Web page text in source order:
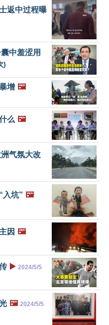
返中过程曝
中羞涩用
)
增 🖼️
么 🖼️
气氛大改
入坑” 🖼️
因 🖼️
▶️ 2024/5/5
🖼️ 2024/5/5